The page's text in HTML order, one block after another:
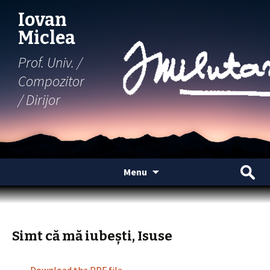
Iovan
Miclea
Prof. Univ. /
Compozitor
/ Dirijor
Menu
content
Search
for:
Simt că mă iubești, Isuse